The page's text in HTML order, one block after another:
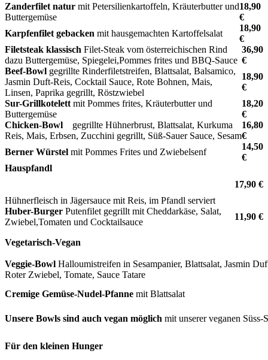
Zanderfilet natur mit Petersilienkartoffeln, Kräuterbutter und
Buttergemüse
18,90
€
Karpfenfilet gebacken mit hausgemachten Kartoffelsalat
18,90
€
Filetsteak klassisch Filet-Steak vom österreichischen Rind
dazu Buttergemüse, Spiegelei,Pommes frites und BBQ-Sauce
36,90
€
Beef-Bowl gegrillte Rinderfiletstreifen, Blattsalat, Balsamico,
Jasmin Duft-Reis, Cocktail Sauce, Rote Bohnen, Mais,
Linsen, Paprika gegrillt, Röstzwiebel
18,90
€
Sur-Grillkotelett mit Pommes frites, Kräuterbutter und
Buttergemüse
18,20
€
Chicken-Bowl
gegrillte Hühnerbrust, Blattsalat, Kurkuma
Reis, Mais, Erbsen, Zucchini gegrillt, Süß-Sauer Sauce, Sesam
16,80
€
Berner Würstel mit Pommes Frites und Zwiebelsenf
14,50
€
Hauspfandl
Hühnerfleisch in Jägersauce mit Reis, im Pfandl serviert
17,90 €
Huber-Burger Putenfilet gegrillt mit Cheddarkäse, Salat,
Zwiebel,Tomaten und Cocktailsauce
11,90 €
Vegetarisch-Vegan
Veggie-Bowl Halloumistreifen in Sesampanier, Blattsalat, Jasmin
Roter Zwiebel, Tomate, Sauce Tatare
Cremige Gemüse-Nudel-Pfanne mit Blattsalat
Unsere Bowls sind auch vegan möglich mit unserer veganen Süss-
Für den kleinen Hunger